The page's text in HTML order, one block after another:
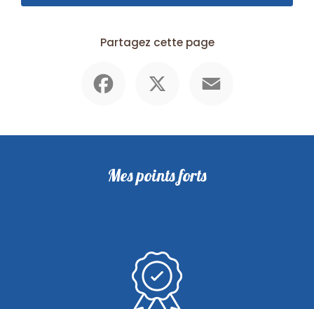
Partagez cette page
Mes points forts